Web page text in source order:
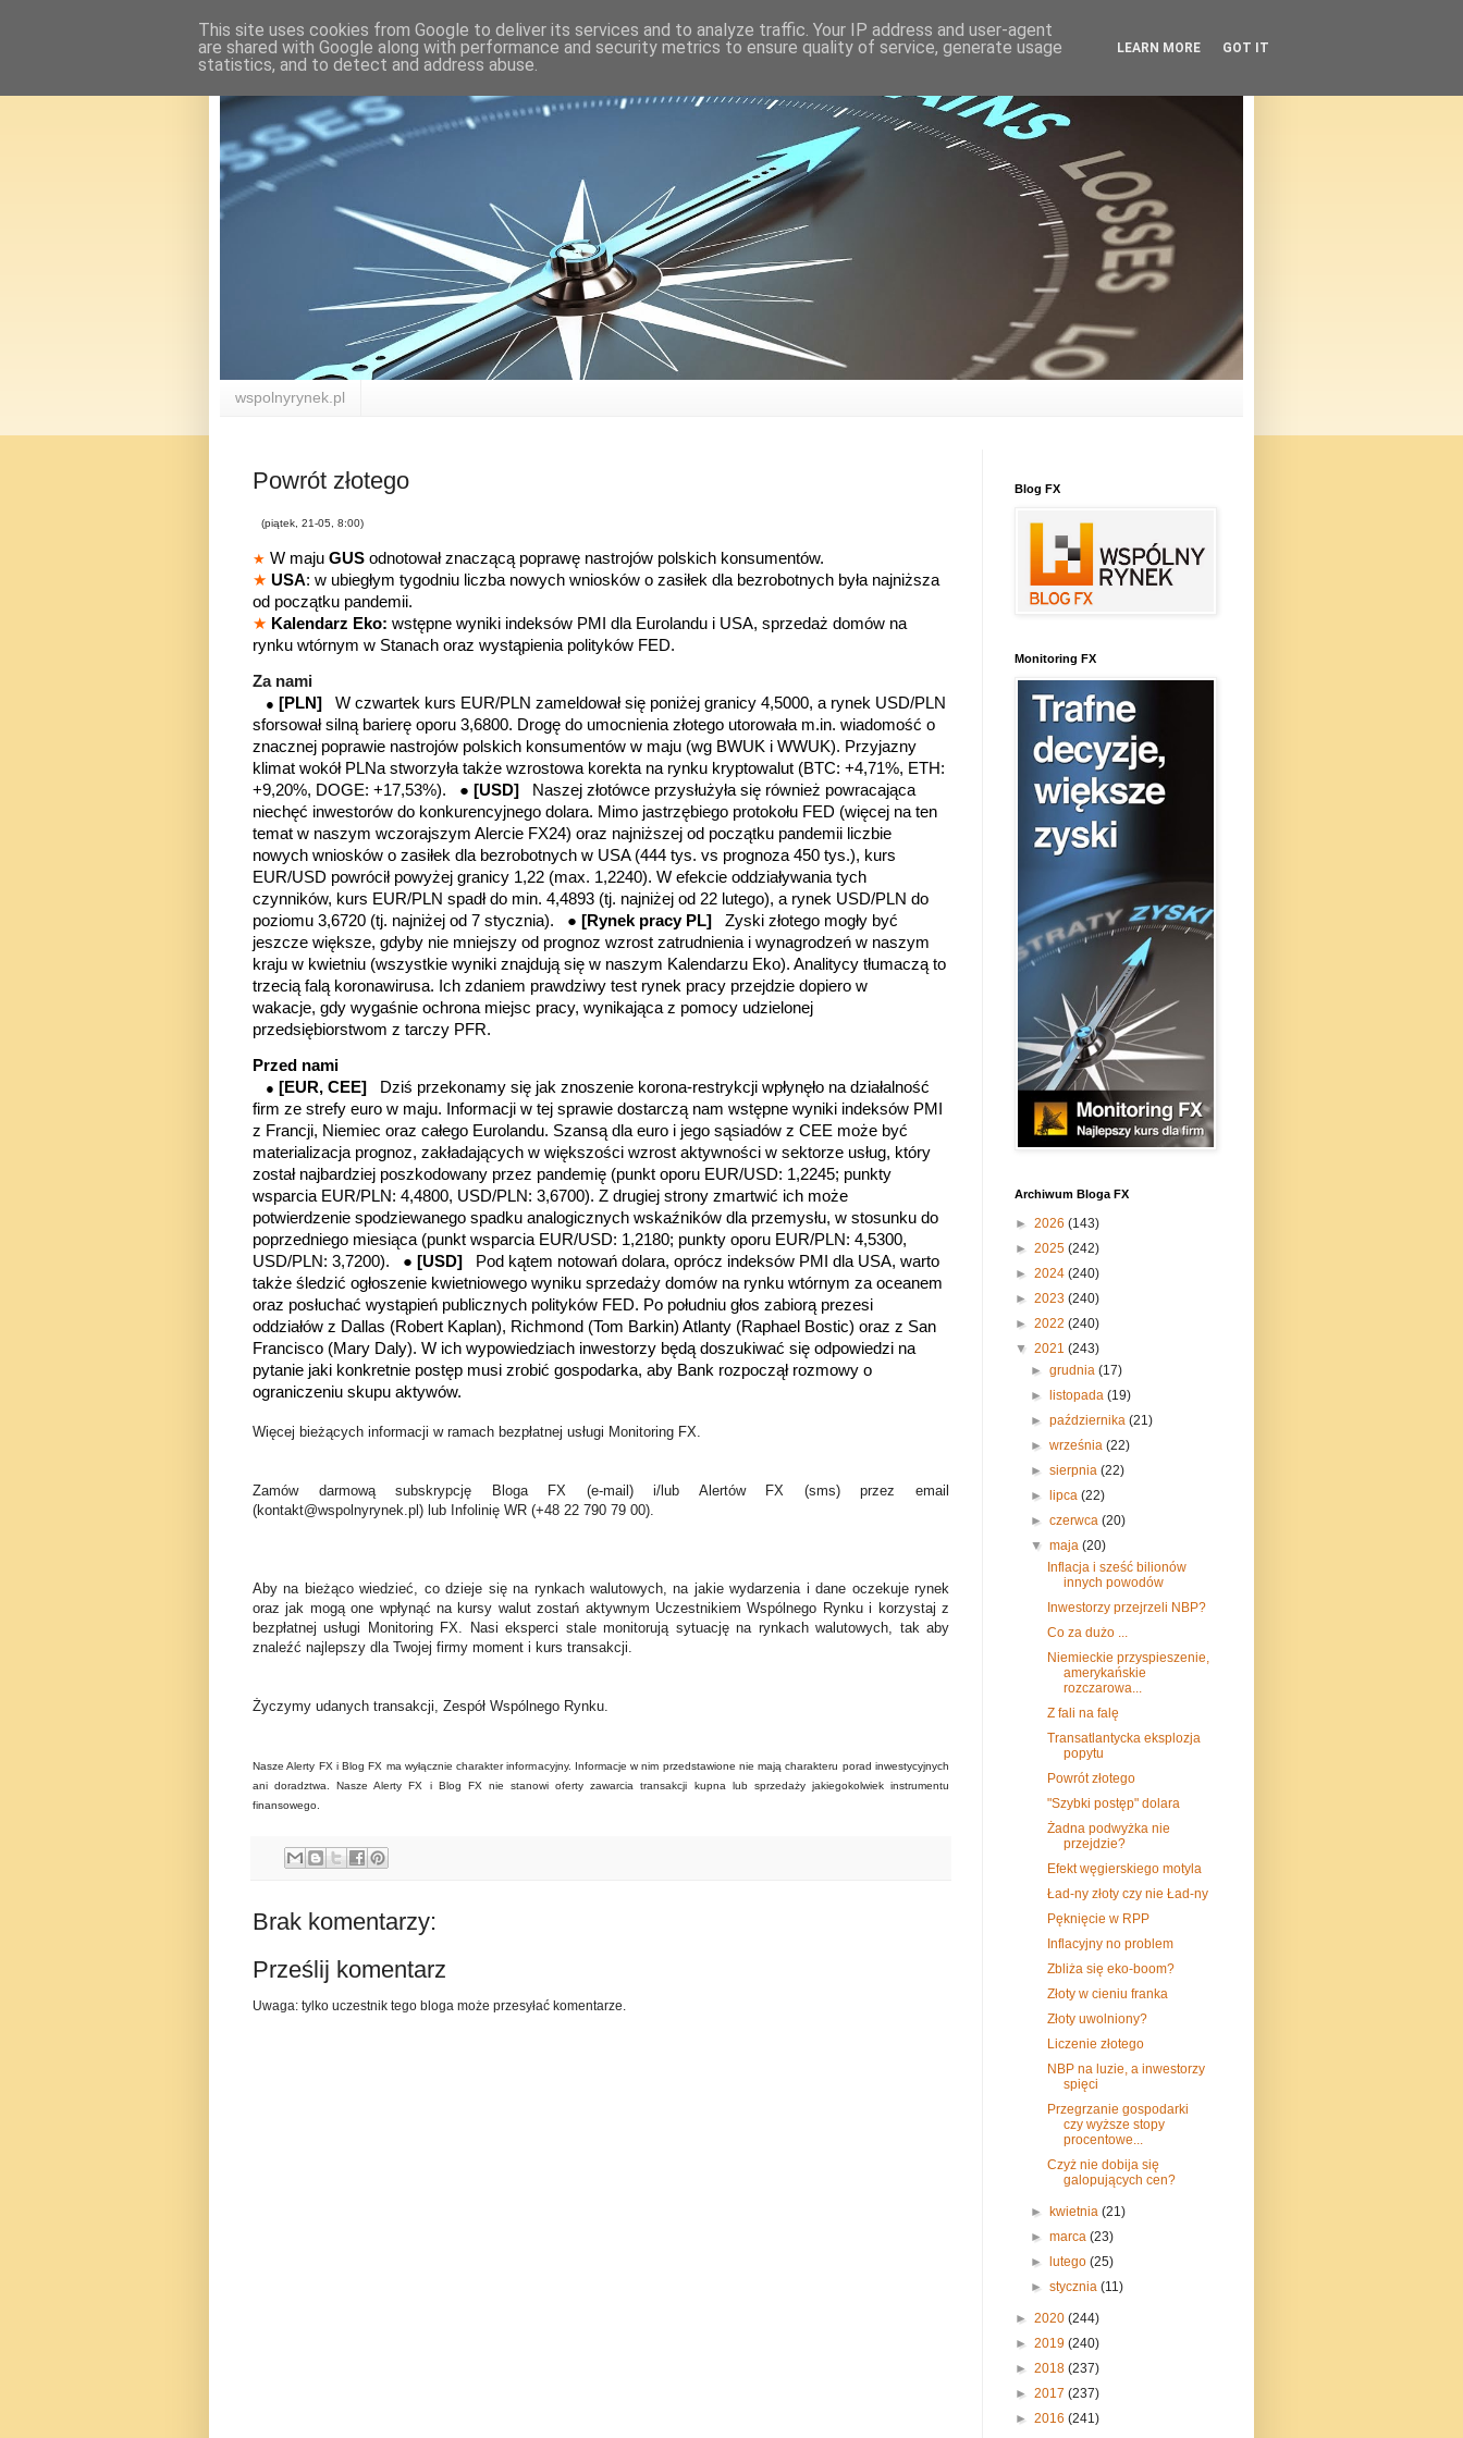
wspolnyrynek.pl
Powrót złotego
(piątek, 21-05, 8:00)
★ W maju GUS odnotował znaczącą poprawę nastrojów polskich konsumentów.
★ USA: w ubiegłym tygodniu liczba nowych wniosków o zasiłek dla bezrobotnych była najniższa
od początku pandemii.
★ Kalendarz Eko: wstępne wyniki indeksów PMI dla Eurolandu i USA, sprzedaż domów na
rynku wtórnym w Stanach oraz wystąpienia polityków FED.
Za nami
● [PLN] W czwartek kurs EUR/PLN zameldował się poniżej granicy 4,5000, a rynek USD/PLN
sforsował silną barierę oporu 3,6800. Drogę do umocnienia złotego utorowała m.in. wiadomość o
znacznej poprawie nastrojów polskich konsumentów w maju (wg BWUK i WWUK). Przyjazny
klimat wokół PLNa stworzyła także wzrostowa korekta na rynku kryptowalut (BTC: +4,71%, ETH:
+9,20%, DOGE: +17,53%). ● [USD]
Naszej złotówce przysłużyła się również powracająca
niechęć inwestorów do konkurencyjnego dolara. Mimo jastrzębiego protokołu FED (więcej na ten
temat w naszym wczorajszym Alercie FX24) oraz najniższej od początku pandemii liczbie
nowych wniosków o zasiłek dla bezrobotnych w USA (444 tys. vs prognoza 450 tys.), kurs
EUR/USD powrócił powyżej granicy 1,22 (max. 1,2240). W efekcie oddziaływania tych
czynników, kurs EUR/PLN spadł do min. 4,4893 (tj. najniżej od 22 lutego), a rynek USD/PLN do
poziomu 3,6720 (tj. najniżej od 7 stycznia). ● [Rynek pracy PL] Zyski złotego mogły być
jeszcze większe, gdyby nie mniejszy od prognoz wzrost zatrudnienia i wynagrodzeń w naszym
kraju w kwietniu (wszystkie wyniki znajdują się w naszym Kalendarzu Eko). Analitycy tłumaczą to
trzecią falą koronawirusa. Ich zdaniem prawdziwy test rynek pracy przejdzie dopiero w
wakacje, gdy wygaśnie ochrona miejsc pracy, wynikająca z pomocy udzielonej
przedsiębiorstwom z tarczy PFR.
Przed nami
● [EUR, CEE]
Dziś przekonamy się jak znoszenie korona-restrykcji wpłynęło na działalność
firm ze strefy euro w maju. Informacji w tej sprawie dostarczą nam wstępne wyniki indeksów PMI
z Francji, Niemiec oraz całego Eurolandu. Szansą dla euro i jego sąsiadów z CEE może być
materializacja prognoz, zakładających w większości wzrost aktywności w sektorze usług, który
został najbardziej poszkodowany przez pandemię (punkt oporu EUR/USD: 1,2245; punkty
wsparcia EUR/PLN: 4,4800, USD/PLN: 3,6700). Z drugiej strony zmartwić ich może
potwierdzenie spodziewanego spadku analogicznych wskaźników dla przemysłu, w stosunku do
poprzedniego miesiąca (punkt wsparcia EUR/USD: 1,2180; punkty oporu EUR/PLN: 4,5300,
USD/PLN: 3,7200). ● [USD]
Pod kątem notowań dolara, oprócz indeksów PMI dla USA, warto
także śledzić ogłoszenie kwietniowego wyniku sprzedaży domów na rynku wtórnym za oceanem
oraz posłuchać wystąpień publicznych polityków FED. Po południu głos zabiorą prezesi
oddziałów z Dallas (Robert Kaplan), Richmond (Tom Barkin) Atlanty (Raphael Bostic) oraz z San
Francisco (Mary Daly). W ich wypowiedziach inwestorzy będą doszukiwać się odpowiedzi na
pytanie jaki konkretnie postęp musi zrobić gospodarka, aby Bank rozpoczął rozmowy o
ograniczeniu skupu aktywów.
Więcej bieżących informacji w ramach bezpłatnej usługi Monitoring FX.
Zamów darmową subskrypcję Bloga FX (e-mail) i/lub Alertów FX (sms) przez email
(kontakt@wspolnyrynek.pl) lub Infolinię WR (+48 22 790 79 00).
Aby na bieżąco wiedzieć, co dzieje się na rynkach walutowych, na jakie wydarzenia i dane oczekuje rynek
oraz jak mogą one wpłynąć na kursy walut zostań aktywnym Uczestnikiem Wspólnego Rynku i korzystaj z
bezpłatnej usługi Monitoring FX. Nasi eksperci stale monitorują sytuację na rynkach walutowych, tak aby
znaleźć najlepszy dla Twojej firmy moment i kurs transakcji.
Życzymy udanych transakcji, Zespół Wspólnego Rynku.
Nasze Alerty FX i Blog FX ma wyłącznie charakter informacyjny. Informacje w nim przedstawione nie mają charakteru porad inwestycyjnych
ani doradztwa. Nasze Alerty FX i Blog FX nie stanowi oferty zawarcia transakcji kupna lub sprzedaży jakiegokolwiek instrumentu
finansowego.
Brak komentarzy:
Prześlij komentarz
Uwaga: tylko uczestnik tego bloga może przesyłać komentarze.
Blog FX
Monitoring FX
Archiwum Bloga FX
► 2026 (143)
► 2025 (242)
► 2024 (240)
► 2023 (240)
► 2022 (240)
▼ 2021 (243)
►grudnia(17)
►listopada(19)
►października(21)
►września(22)
►sierpnia(22)
►lipca(22)
►czerwca(20)
▼maja(20)
Inflacja i sześć bilionów
innych powodów
Inwestorzy przejrzeli NBP?
Co za dużo ...
Niemieckie przyspieszenie,
amerykańskie
rozczarowa...
Z fali na falę
Transatlantycka eksplozja
popytu
Powrót złotego
"Szybki postęp" dolara
Żadna podwyżka nie
przejdzie?
Efekt węgierskiego motyla
Ład-ny złoty czy nie Ład-ny
Pęknięcie w RPP
Inflacyjny no problem
Zbliża się eko-boom?
Złoty w cieniu franka
Złoty uwolniony?
Liczenie złotego
NBP na luzie, a inwestorzy
spięci
Przegrzanie gospodarki
czy wyższe stopy
procentowe...
Czyż nie dobija się
galopujących cen?
►kwietnia(21)
►marca(23)
►lutego(25)
►stycznia(11)
► 2020 (244)
► 2019 (240)
► 2018 (237)
► 2017 (237)
► 2016 (241)
This site uses cookies from Google to deliver its services and to analyze traffic. Your IP address and user-agent
are shared with Google along with performance and security metrics to ensure quality of service, generate usage
statistics, and to detect and address abuse.
LEARN MORE GOT IT